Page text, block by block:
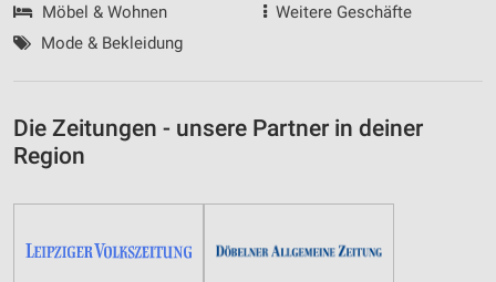
Möbel & Wohnen
Mode & Bekleidung
Weitere Geschäfte
Die Zeitungen - unsere Partner in deiner
Region